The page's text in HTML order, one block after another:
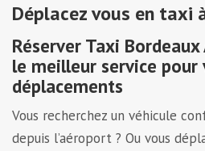
Déplacez vous en taxi
Réserver Taxi
le meilleur service pour
déplacements
Vous recherchez un véhicule
depuis l’aéroport ? Ou vous